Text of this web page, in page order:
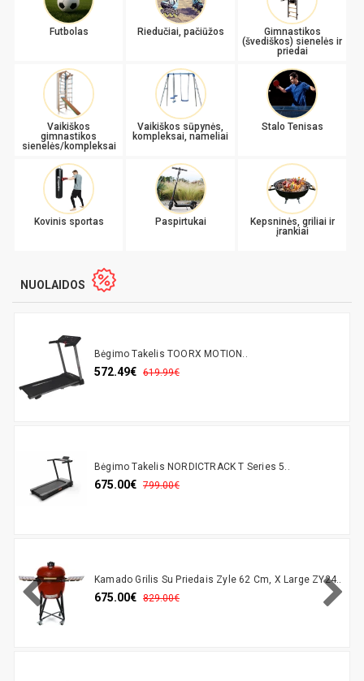
Futbolas Riedučiai, pačiūžos
Gimnastikos
(švediškos) sienelės ir
priedai
Vaikiškos
gimnastikos
sienelės/kompleksai
Vaikiškos sūpynės,
kompleksai, nameliai
Stalo Tenisas
Kovinis sportas Paspirtukai
Kepsninės, griliai ir
įrankiai
NUOLAIDOS
Bėgimo Takelis TOORX MOTION..
572.49€ 619.99€
Bėgimo Takelis NORDICTRACK T Series 5..
675.00€ 799.00€
Kamado Grilis Su Priedais Zyle 62 Cm, X Large ZY24..
675.00€ 829.00€